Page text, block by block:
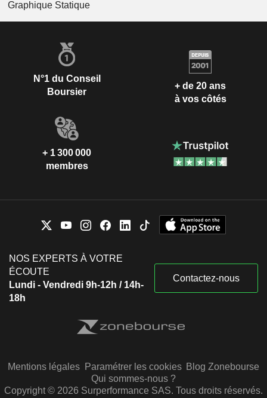
Graphique Statique
N°1 du Conseil
Boursier
+ de 20 ans
à vos côtés
+ 1 300 000
membres
NOS EXPERTS À VOTRE
ÉCOUTE
Lundi - Vendredi 9h-12h / 14h-
18h
Contactez-nous
Mentions légales Paramétrer les cookies Blog Zonebourse
Qui sommes-nous ?
Copyright © 2026 Surperformance SAS. Tous droits réservés.